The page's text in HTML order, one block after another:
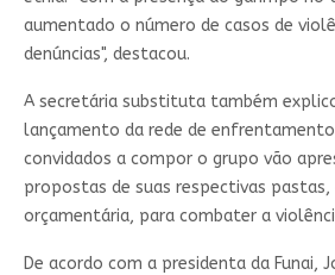
aumentado o número de casos de
denúncias", destacou.
A secretária substituta também
lançamento da rede de
convidados a compor o grupo vão
propostas de suas respectivas
orçamentária, para combater a
De acordo com a presidenta da Funai,